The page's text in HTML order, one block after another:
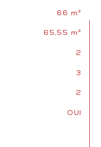
66 m²
65,55 m²
2
3
2
OUI